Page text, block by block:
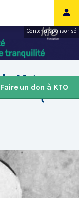
Contenu sponsorisé
Faire un don à KTO
Mgr
marqué